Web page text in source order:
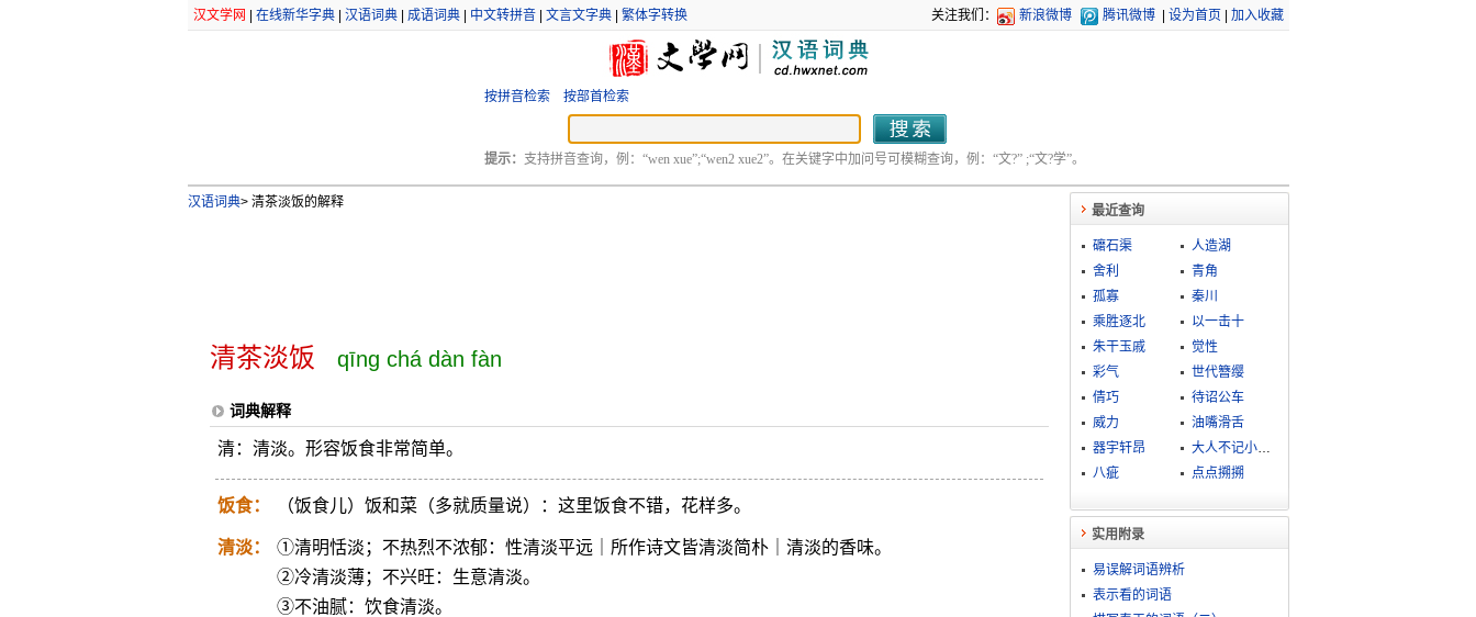
汉文学网 在线新华字典| 汉语词典| 成语词典| 中文转拼音| 文言文字典| 繁体字转换 关注我们： 新浪微博 腾讯微博 设为首页 加入收藏
按拼音检索 按部首检索
提示： 支持拼音查询，例：“wen xue”;“wen2 xue2”。在关键字中加问号可模糊查询，例：“文?” ;“文?学”。
汉语词典>清茶淡饭的解释
清茶淡饭 qīng chá dàn fàn
词典解释
清：清淡。形容饭食非常简单。
饭食： （饭食儿）饭和菜（多就质量说）：这里饭食不错，花样多。
清淡：
①清明恬淡；不热烈不浓郁：性清淡平远｜所作诗文皆清淡简朴｜清淡的香味。
②冷清淡薄；不兴旺：生意清淡。
③不油腻：饮食清淡。
最近查询
礳石渠
人造湖
舍利
青角
孤寡
秦川
乘胜逐北
以一击十
朱干玉戚
觉性
彩气
世代簪缨
倩巧
待诏公车
威力
油嘴滑舌
器宇轩昂
大人不记小人过
八疵
点点搠搠
实用附录
易误解词语辨析
表示看的词语